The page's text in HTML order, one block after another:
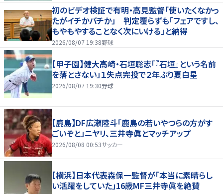
初のビデオ検証で有明・高見監督「使いたくなかっ
たがイチかバチか」 判定覆らずも「フェアですし、
もやもやすることなく次にいける」と納得
2026/08/07 19:38野球
【甲子園】健大高崎・石垣聡志「『石垣』という名前
を落とさない」１失点完投で２年ぶり夏白星
2026/08/07 19:30野球
【鹿島】DF広瀬陸斗「鹿島の若いやつらの方がす
ごいぞと」ニヤリ、三井寺眞とマッチアップ
2026/08/08 00:53サッカー
【横浜】日本代表森保一監督が「本当に素晴らし
い活躍をしていた」16歳MF三井寺眞を絶賛